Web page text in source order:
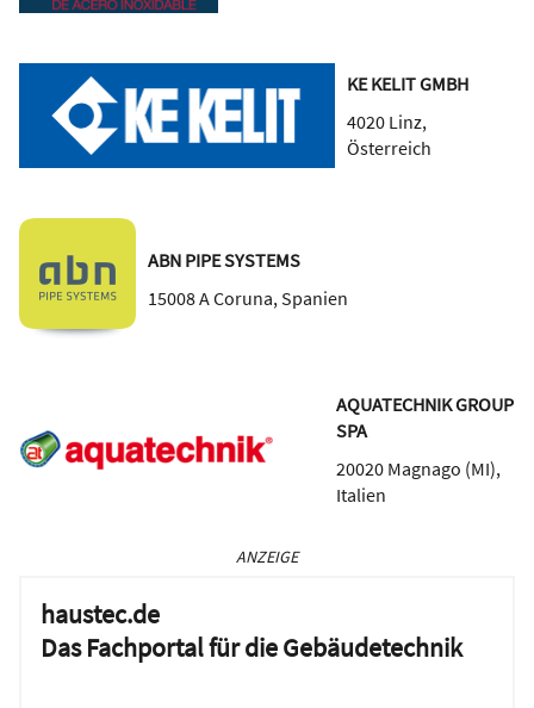
KE KELIT GMBH
4020 Linz,
Österreich
ABN PIPE SYSTEMS
15008A Coruna,Spanien
AQUATECHNIK GROUP
SPA
20020 Magnago (MI),
Italien
ANZEIGE
haustec.de
Das Fachportal für die Gebäudetechnik